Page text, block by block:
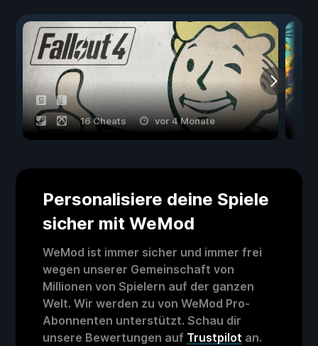
16 Cheats vor 4 Monate
Personalisiere deine Spiele
sicher mit WeMod
WeMod ist immer sicher und immer frei
wegen unserer Gemeinschaft von
Millionen von Spielern auf der ganzen
Welt. Wir werden zu von WeMod Pro-
Abonnenten unterstützt. Schau dir
unsere Bewertungen auf Trustpilot an.